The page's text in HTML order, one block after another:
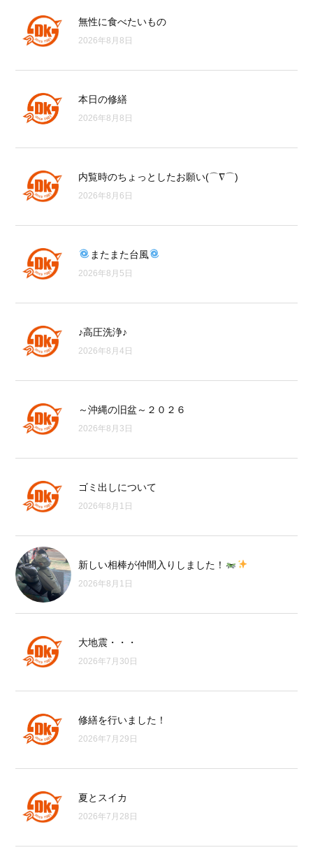
無性に食べたいもの
2026年8月8日
本日の修繕
2026年8月8日
内覧時のちょっとしたお願い(⌒∇⌒)
2026年8月6日
またまた台風
2026年8月5日
♪高圧洗浄♪
2026年8月4日
～沖縄の旧盆～２０２６
2026年8月3日
ゴミ出しについて
2026年8月1日
新しい相棒が仲間入りしました！
2026年8月1日
大地震・・・
2026年7月30日
修繕を行いました！
2026年7月29日
夏とスイカ
2026年7月28日